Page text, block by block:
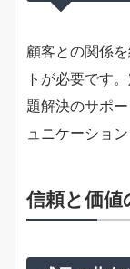
顧客との関係
トが必要です
題解決のサポ
ュニケーショ
信頼と価値